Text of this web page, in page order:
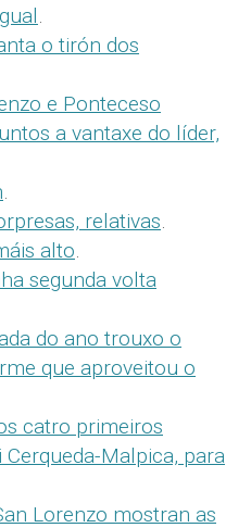
.
o tirón dos
e Ponteceso
a vantaxe do líder,
.
relativas.
alto.
segunda volta
do ano trouxo o
que aproveitou o
catro primeiros
Malpica, para
Lorenzo mostran as